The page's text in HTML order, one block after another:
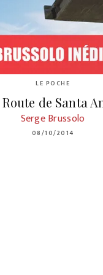
LE POCHE
de Santa
Serge Brussolo
08/10/2014